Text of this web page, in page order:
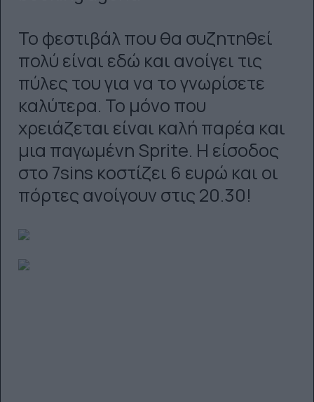
Το φεστιβάλ που θα συζητηθεί
πολύ είναι εδώ και ανοίγει τις
πύλες του για να το γνωρίσετε
καλύτερα. Το μόνο που
χρειάζεται είναι καλή παρέα και
μια παγωμένη Sprite. Η είσοδος
στο 7sins κοστίζει 6 ευρώ και οι
πόρτες ανοίγουν στις 20.30!